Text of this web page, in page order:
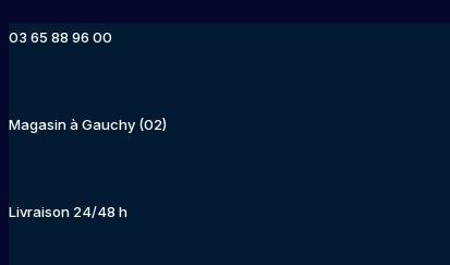
03 65 88 96 00
Magasin à Gauchy (02)
Livraison 24/48 h